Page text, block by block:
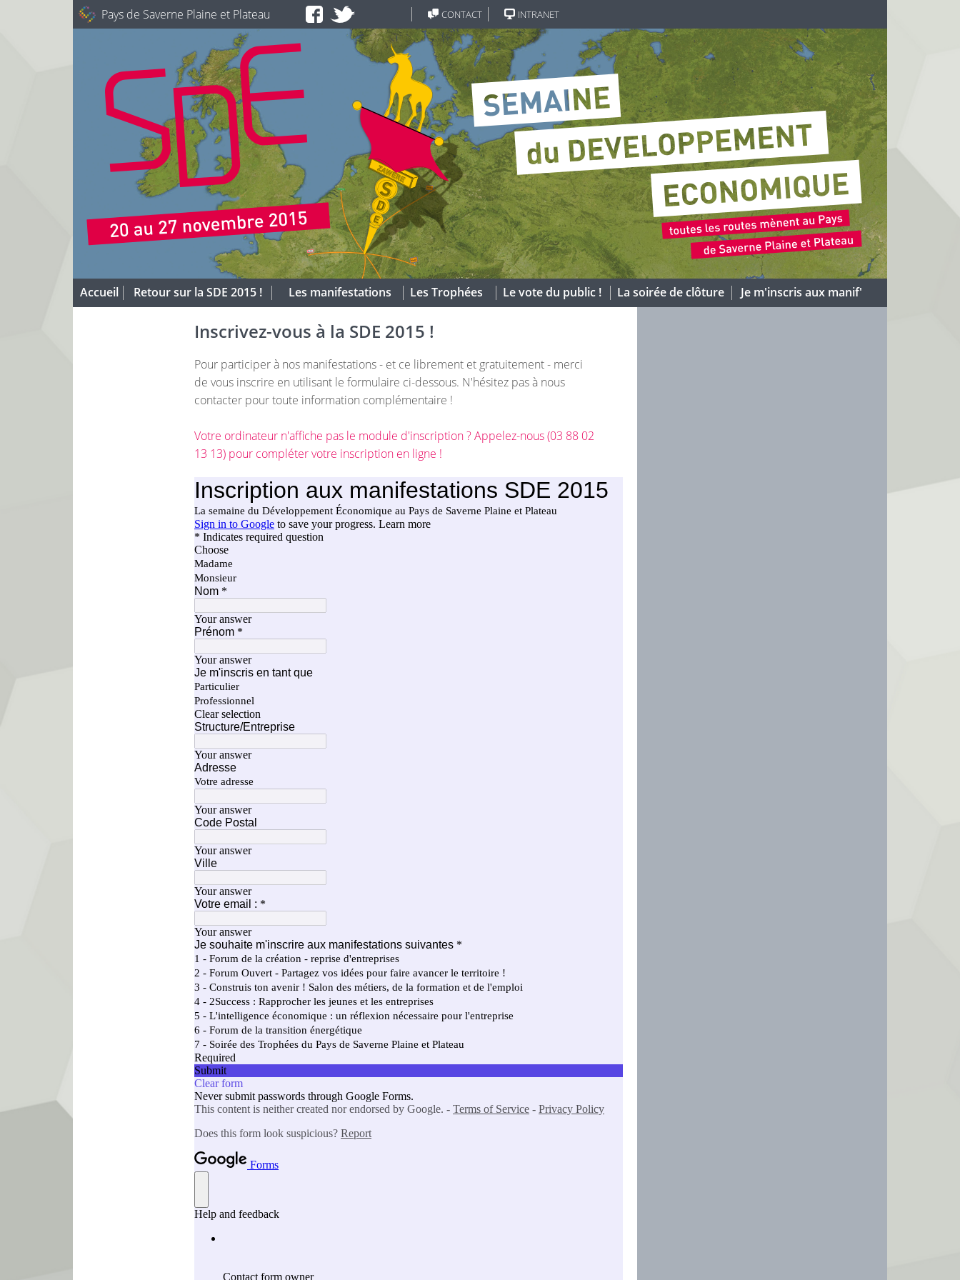
Pays de Saverne Plaine et Plateau CONTACT INTRANET
Retour sur la SDE 2015 ! Les manifestations Les Trophées Le vote du public ! La soirée de clôture Je m'inscris aux manif'
Accueil
Inscrivez-vous à la SDE 2015 !
Pour participer à nos manifestations - et ce librement et gratuitement - merci
de vous inscrire en utilisant le formulaire ci-dessous. N'hésitez pas à nous
contacter pour toute information complémentaire !
Votre ordinateur n'affiche pas le module d'inscription ? Appelez-nous (03 88 02
13 13) pour compléter votre inscription en ligne !